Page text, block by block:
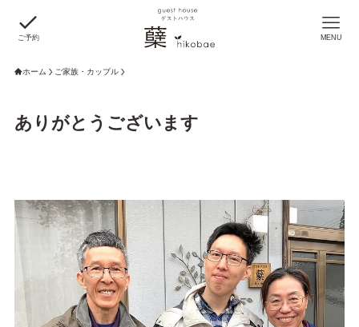
ご予約 MENU
ホーム ご家族・カップル
ありがとうございます